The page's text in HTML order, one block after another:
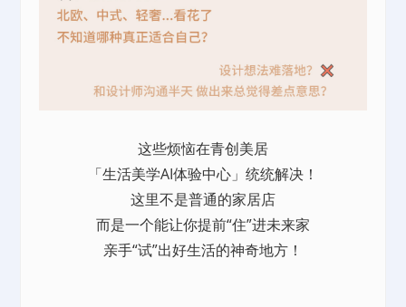
这些烦恼在青创美居
「生活美学AI体验中心」统统解决！
这里不是普通的家居店
而是一个能让你提前“住”进未来家
亲手“试”出好生活的神奇地方！